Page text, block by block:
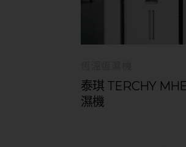
泰琪 TERCHY
濕機